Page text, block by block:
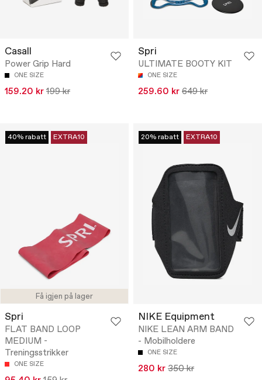
Casall
Power Grip Hard
ONE SIZE
159.20 kr 199 kr
Spri
ULTIMATE BOOTY KIT
ONE SIZE
259.60 kr 649 kr
Få igjen på lager
40% rabatt EXTRA10
Spri
FLAT BAND LOOP
MEDIUM -
Treningsstrikker
ONE SIZE
20% rabatt EXTRA10
NIKE Equipment
NIKE LEAN ARM BAND
- Mobilholdere
ONE SIZE
280 kr 350 kr